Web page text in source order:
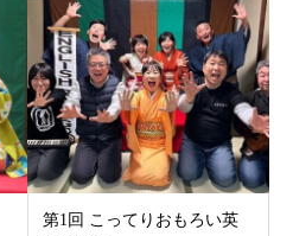
第1回 こってりおもろい英